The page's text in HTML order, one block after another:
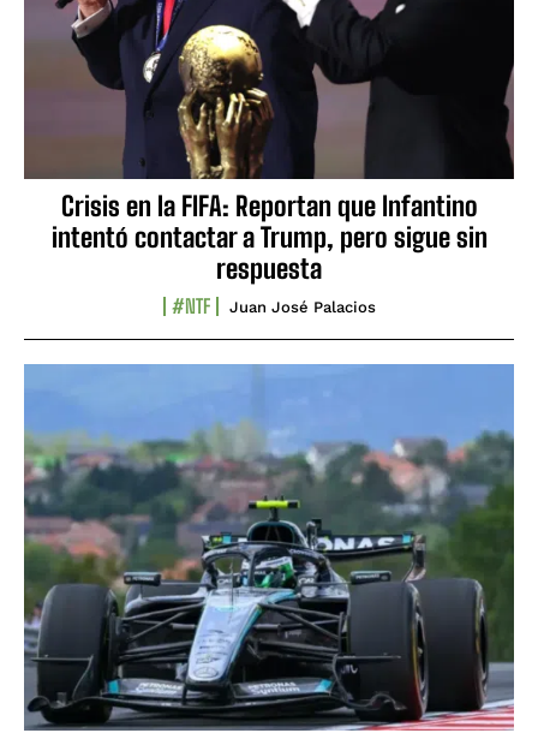
Crisis en la FIFA: Reportan que Infantino
intentó contactar a Trump, pero sigue sin
respuesta
#NTF Juan José Palacios